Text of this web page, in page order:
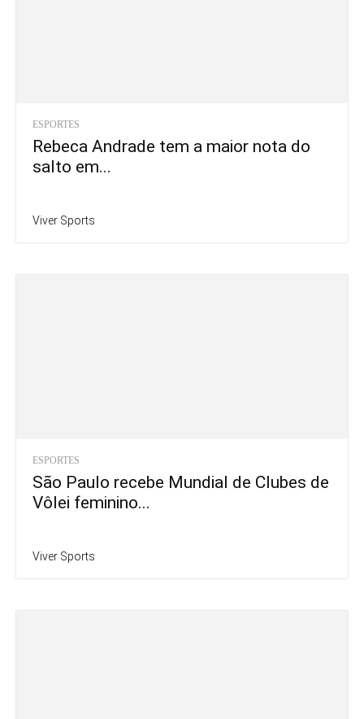
ESPORTES
Rebeca Andrade tem a maior nota do
salto em...
Viver Sports
ESPORTES
São Paulo recebe Mundial de Clubes de
Vôlei feminino...
Viver Sports